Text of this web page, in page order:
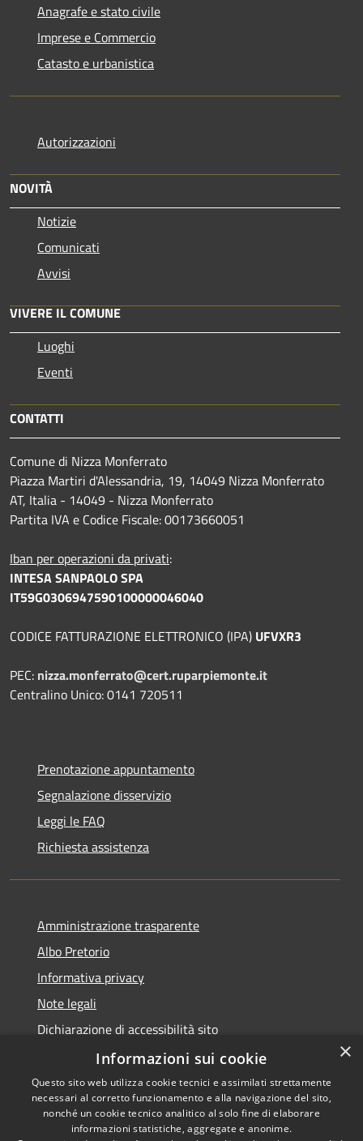
Anagrafe e stato civile
Imprese e Commercio
Catasto e urbanistica
Autorizzazioni
NOVITÀ
Notizie
Comunicati
Avvisi
VIVERE IL COMUNE
Luoghi
Eventi
CONTATTI
Comune di Nizza Monferrato
Piazza Martiri d'Alessandria, 19, 14049 Nizza Monferrato
AT, Italia - 14049 - Nizza Monferrato
Partita IVA e Codice Fiscale: 00173660051
Iban per operazioni da privati:
INTESA SANPAOLO SPA
IT59G0306947590100000046040
CODICE FATTURAZIONE ELETTRONICO (IPA) UFVXR3
PEC: nizza.monferrato@cert.ruparpiemonte.it
Centralino Unico: 0141 720511
Prenotazione appuntamento
Segnalazione disservizio
Leggi le FAQ
Richiesta assistenza
Amministrazione trasparente
Albo Pretorio
Informativa privacy
Note legali
Dichiarazione di accessibilità sito
Dichiarazione di accessibilità app Municipium
RSS •Accesso redazione
×
Informazioni sui cookie
Questo sito web utilizza cookie tecnici e assimilati strettamente
necessari al corretto funzionamento e alla navigazione del sito,
nonché un cookie tecnico analitico al solo fine di elaborare
informazioni statistiche, aggregate e anonime.